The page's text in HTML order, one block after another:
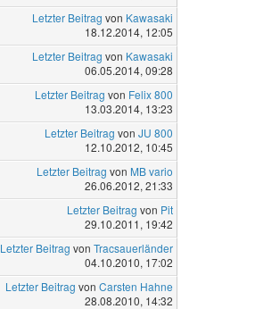
Letzter Beitrag von Kawasaki
18.12.2014, 12:05
Letzter Beitrag von Kawasaki
06.05.2014, 09:28
Letzter Beitrag von Felix 800
13.03.2014, 13:23
Letzter Beitrag von JU 800
12.10.2012, 10:45
Letzter Beitrag von MB vario
26.06.2012, 21:33
Letzter Beitrag von Pit
29.10.2011, 19:42
Letzter Beitrag von Tracsauerländer
04.10.2010, 17:02
Letzter Beitrag von Carsten Hahne
28.08.2010, 14:32